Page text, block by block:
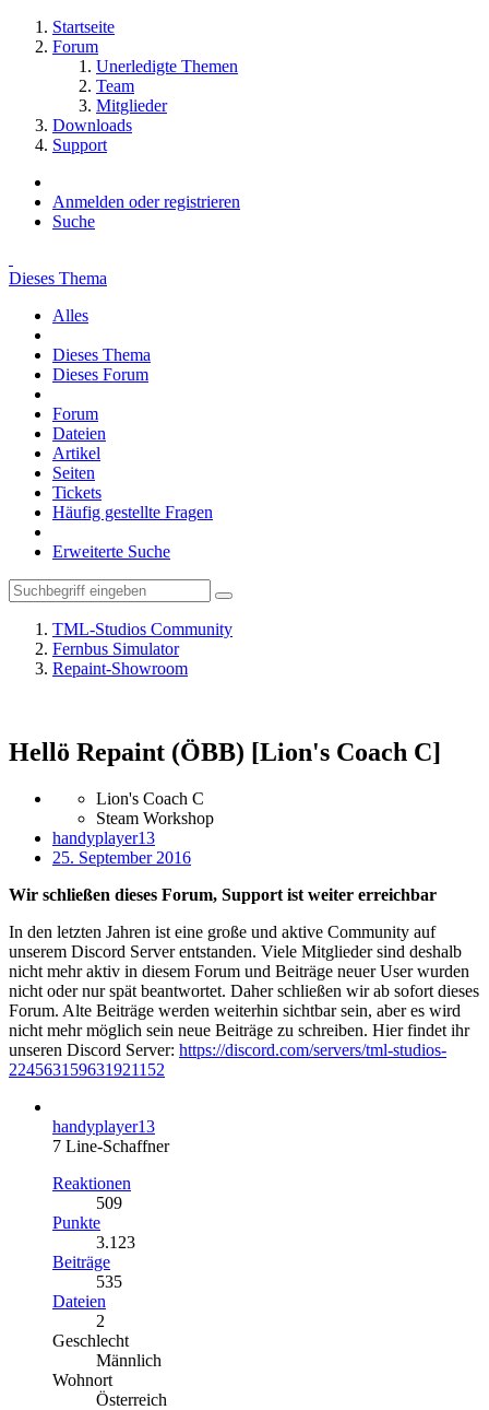
Startseite
Forum
Unerledigte Themen
Team
Mitglieder
Downloads
Support
Anmelden oder registrieren
Suche
Dieses Thema
Alles
Dieses Thema
Dieses Forum
Forum
Dateien
Artikel
Seiten
Tickets
Häufig gestellte Fragen
Erweiterte Suche
TML-Studios Community
Fernbus Simulator
Repaint-Showroom
Hellö Repaint (ÖBB) [Lion's Coach C]
Lion's Coach C
Steam Workshop
handyplayer13
25. September 2016
Wir schließen dieses Forum, Support ist weiter erreichbar
In den letzten Jahren ist eine große und aktive Community auf
unserem Discord Server entstanden. Viele Mitglieder sind deshalb
nicht mehr aktiv in diesem Forum und Beiträge neuer User wurden
nicht oder nur spät beantwortet. Daher schließen wir ab sofort dieses
Forum. Alte Beiträge werden weiterhin sichtbar sein, aber es wird
nicht mehr möglich sein neue Beiträge zu schreiben. Hier findet ihr
unseren Discord Server: https://discord.com/servers/tml-studios-
224563159631921152
handyplayer13
7 Line-Schaffner
Reaktionen
509
Punkte
3.123
Beiträge
535
Dateien
2
Geschlecht
Männlich
Wohnort
Österreich